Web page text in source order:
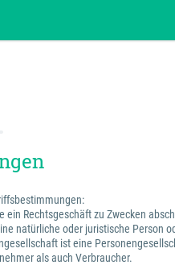
ein Rechtsgeschäft zu Zwecken
natürliche oder juristische
ist eine
als auch Verbraucher.